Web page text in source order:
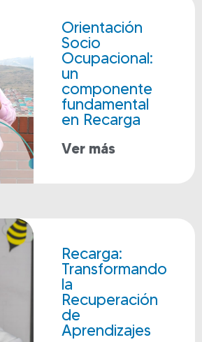
Orientación
Socio
Ocupacional:
un
componente
fundamental
en Recarga
Ver más
Recarga:
Transformando
la
Recuperación
de
Aprendizajes